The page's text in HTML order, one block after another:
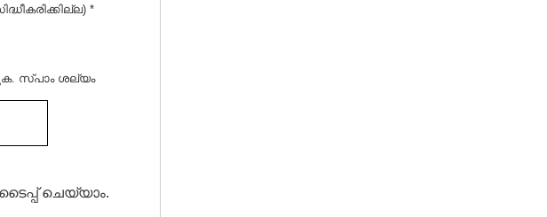
*
സ്പാം ശല്യം
ചെയ്യാം.